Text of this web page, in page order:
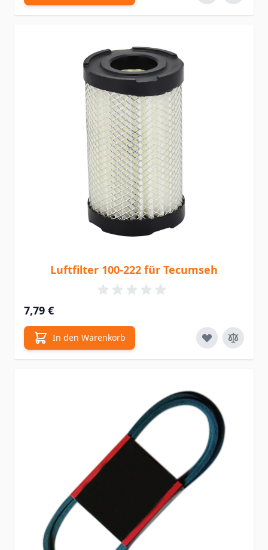
Luftfilter 100-222 für Tecumseh
7,79 €
In den Warenkorb